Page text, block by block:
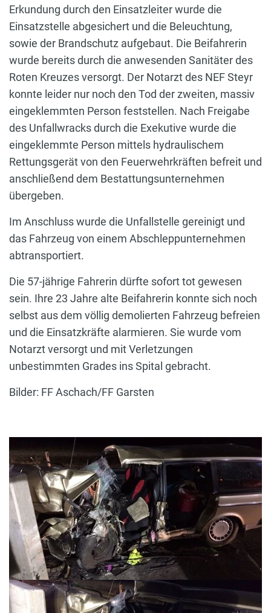
Erkundung durch den Einsatzleiter wurde die
Einsatzstelle abgesichert und die Beleuchtung,
sowie der Brandschutz aufgebaut. Die Beifahrerin
wurde bereits durch die anwesenden Sanitäter des
Roten Kreuzes versorgt. Der Notarzt des NEF Steyr
konnte leider nur noch den Tod der zweiten, massiv
eingeklemmten Person feststellen. Nach Freigabe
des Unfallwracks durch die Exekutive wurde die
eingeklemmte Person mittels hydraulischem
Rettungsgerät von den Feuerwehrkräften befreit und
anschließend dem Bestattungsunternehmen
übergeben.
Im Anschluss wurde die Unfallstelle gereinigt und
das Fahrzeug von einem Abschleppunternehmen
abtransportiert.
Die 57-jährige Fahrerin dürfte sofort tot gewesen
sein. Ihre 23 Jahre alte Beifahrerin konnte sich noch
selbst aus dem völlig demolierten Fahrzeug befreien
und die Einsatzkräfte alarmieren. Sie wurde vom
Notarzt versorgt und mit Verletzungen
unbestimmten Grades ins Spital gebracht.
Bilder: FF Aschach/FF Garsten